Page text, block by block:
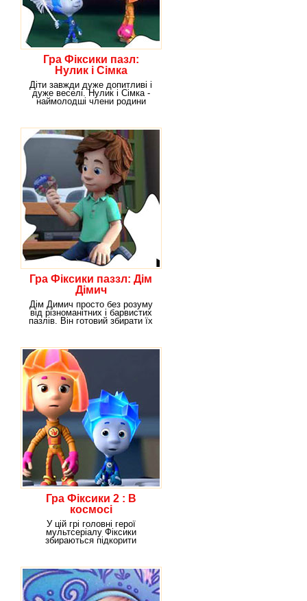
Гра Фіксики пазл:
Нулик і Сімка
Діти завжди дуже допитливі і
дуже веселі. Нулик і Сімка -
наймолодші члени родини
Гра Фіксики паззл: Дім
Дімич
Дім Димич просто без розуму
від різноманітних і барвистих
пазлів. Він готовий збирати їх
Гра Фіксики 2 : В
космосі
У цій грі головні герої
мультсеріалу Фіксики
збираються підкорити